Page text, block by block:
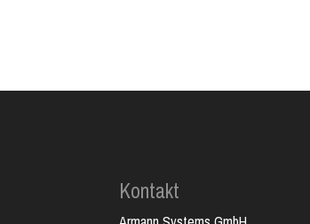
Kontakt